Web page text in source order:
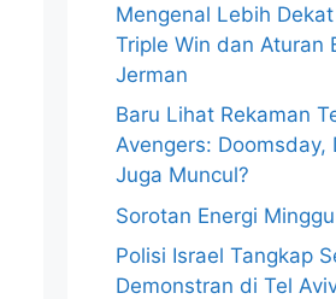
Mengenal Lebih
Triple Win dan Aturan
Jerman
Baru Lihat Rekaman
Avengers: Doomsday,
Juga Muncul?
Sorotan Energi
Polisi Israel Tangkap
Demonstran di Tel